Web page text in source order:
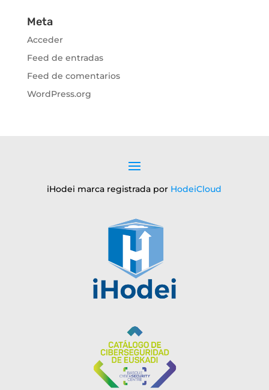
Meta
Acceder
Feed de entradas
Feed de comentarios
WordPress.org
iHodei marca registrada por HodeiCloud